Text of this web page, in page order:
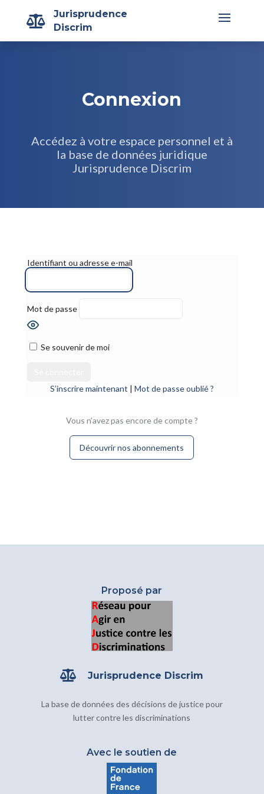

Jurisprudence
Discrim
Connexion
Accédez à votre espace personnel et à
la base de données juridique
Jurisprudence Discrim
Identifiant ou adresse e-mail
Mot de passe
Se souvenir de moi
S’inscrire maintenant | Mot de passe oublié ?
Vous n’avez pas encore de compte ?
Découvrir nos abonnements
Proposé par
 Jurisprudence Discrim
La base de données des décisions de justice pour
lutter contre les discriminations
Avec le soutien de